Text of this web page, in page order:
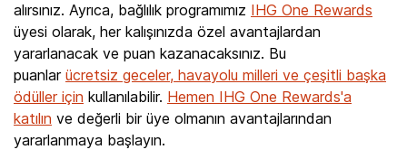
alırsınız. Ayrıca, bağlılık programımız IHG One Rewards
üyesi olarak, her kalışınızda özel avantajlardan
yararlanacak ve puan kazanacaksınız. Bu
puanlar ücretsiz geceler, havayolu milleri ve çeşitli başka
ödüller için kullanılabilir. Hemen IHG One Rewards'a
katılın ve değerli bir üye olmanın avantajlarından
yararlanmaya başlayın.